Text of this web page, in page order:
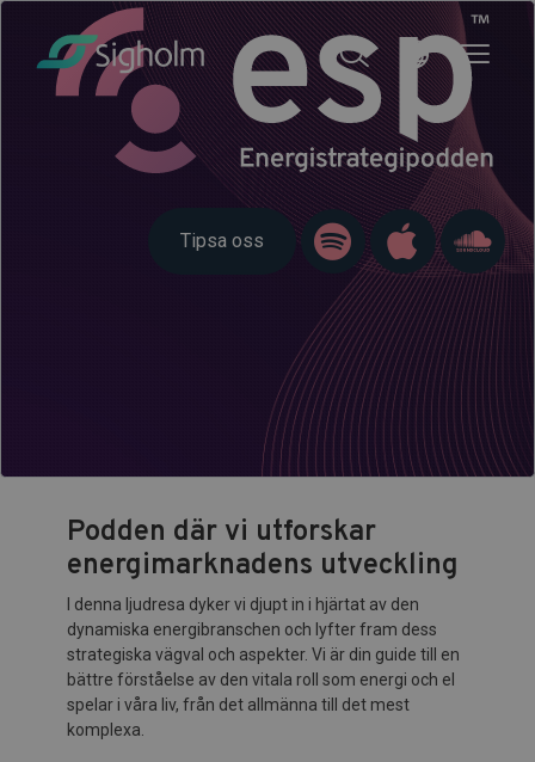
Tipsa oss
Podden där vi utforskar
energimarknadens utveckling
I denna ljudresa dyker vi djupt in i hjärtat av den
dynamiska energibranschen och lyfter fram dess
strategiska vägval och aspekter. Vi är din guide till en
bättre förståelse av den vitala roll som energi och el
spelar i våra liv, från det allmänna till det mest
komplexa.